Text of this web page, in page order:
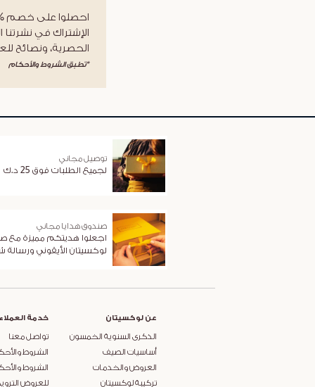
الإشتراك في نشرتنا
الحصرية، ونصائح
*تطبق الشروط والأحكام
توصيل مجاني
لجميع الطلبات فوق 25 د.ك
صندوق هدايا مجاني
اجعلوا هديتكم مميزة مع
لوكسيتان الأيقوني
عن لوكسيتان
الذكرى السنوية الخمسون
أساسيات الصيف
العروض والخدمات
تركيبة لوكسيتان
خدمة العملاء
تواصل معنا
الشروط
الشروط
للعروض